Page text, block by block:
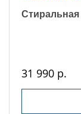
Стиральная
31 990 р.